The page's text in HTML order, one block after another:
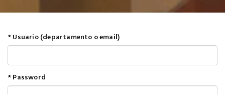
* Usuario (departamento o email)
* Password